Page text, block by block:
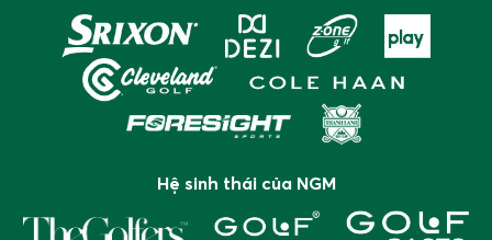
Hệ sinh thái của NGM